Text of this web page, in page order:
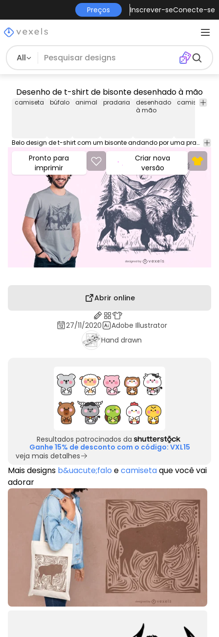
Preços Inscrever-seConecte-se
All
Desenho de t-shirt de bisonte desenhado à mão
camiseta búfalo animal pradaria
desenhado
à mão
camiseta
Belo design de t-shirt com um bisonte andando por uma pradaria no estilo desenhado à mão. Este design gráfico da T pode ser usado em camisas canecas pôsteres hoodies e outros produtos merch. Vem com um arquivo PNG transparente perfeito para plataformas POD como Merch by Amazon Redbubble Teespring Printful e muito mais
Pronto para
imprimir
Criar nova
versão
Abrir online
27/11/2020
Adobe Illustrator
Hand drawn
Resultados patrocinados da
Ganhe 15% de desconto com o código: VXL15
veja mais detalhes
Mais designs b&uacute;falo ecamisetaque você vai
adorar